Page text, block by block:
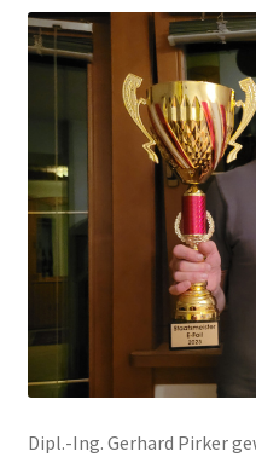
Zum Onlineshop in der Web
Dipl.-Ing. Gerhard Pirker